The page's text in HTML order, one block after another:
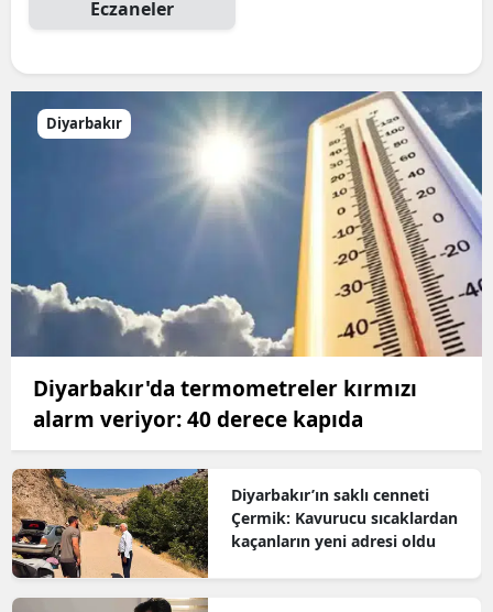
Eczaneler
Diyarbakır
Diyarbakır'da termometreler kırmızı
alarm veriyor: 40 derece kapıda
Diyarbakır’ın saklı cenneti
Çermik: Kavurucu sıcaklardan
kaçanların yeni adresi oldu